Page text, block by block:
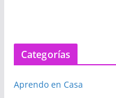
Categorías
Aprendo en Casa